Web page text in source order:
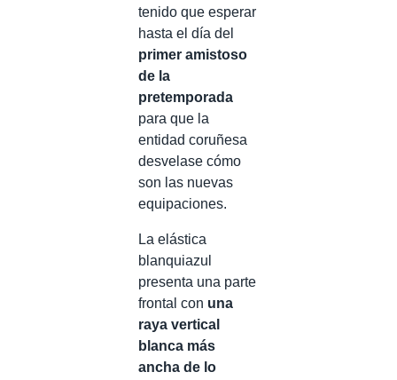
tenido que esperar
hasta el día del
primer amistoso
de la
pretemporada
para que la
entidad coruñesa
desvelase cómo
son las nuevas
equipaciones.
La elástica
blanquiazul
presenta una parte
frontal con una
raya vertical
blanca más
ancha de lo